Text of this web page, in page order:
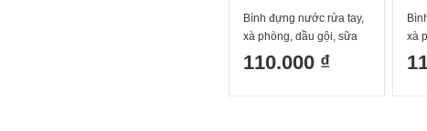
Bình đựng nước rửa tay,
xà phòng, dầu gội, sữa
dưỡng thể màu xanh lá
non Bát Tràng
110.000 ₫
xà